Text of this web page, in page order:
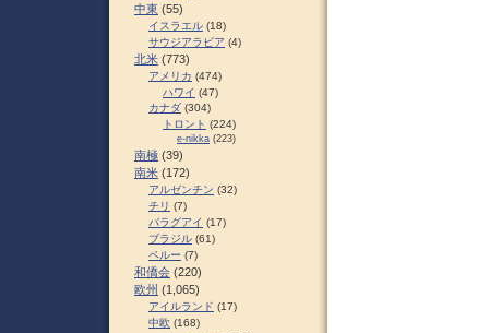
中東 (55)
イスラエル (18)
サウジアラビア (4)
北米 (773)
アメリカ (474)
ハワイ (47)
カナダ (304)
トロント (224)
e-nikka (223)
南極 (39)
南米 (172)
アルゼンチン (32)
チリ (7)
パラグアイ (17)
ブラジル (61)
ペルー (7)
和僑会 (220)
欧州 (1,065)
アイルランド (17)
中欧 (168)